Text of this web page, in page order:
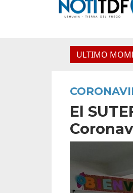
ULTIMO
afirmó Becerra Von
El